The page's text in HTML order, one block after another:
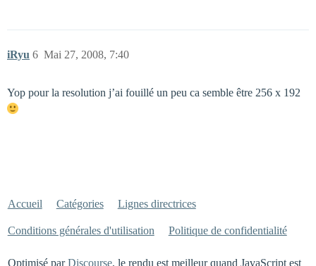
iRyu Mai 27, 2008, 7:40
6
Yop pour la resolution j’ai fouillé un peu ca semble être 256 x 192
Accueil Catégories Lignes directrices
Conditions générales d'utilisation Politique de confidentialité
Optimisé parDiscourse, le rendu est meilleur quand JavaScript est